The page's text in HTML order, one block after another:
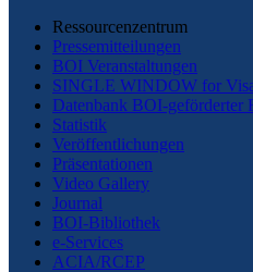
Ressourcenzentrum
Pressemitteilungen
BOI Veranstaltungen
SINGLE WINDOW for
Datenbank BOI-geförderter
Statistik
Veröffentlichungen
Präsentationen
Video Gallery
Journal
BOI-Bibliothek
e-Services
ACIA/RCEP